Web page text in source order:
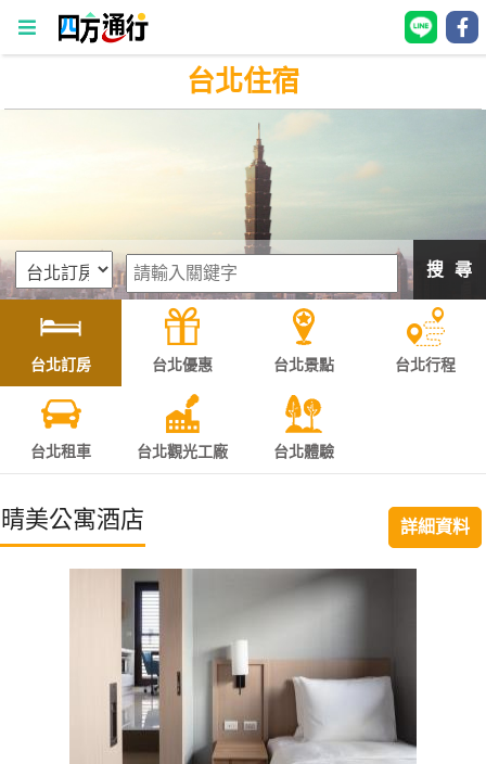
四
房
灣
訂
房
直接跟飯店訂房HOT
特
台北住宿
搜 尋
台北訂房 台北優惠 台北景點 台北行程
台北租車 台北觀光工廠 台北體驗
晴美公寓酒店 詳細資料